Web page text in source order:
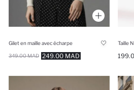
Gilet en maille avec écharpe
249.00 MAD
349.00 MAD